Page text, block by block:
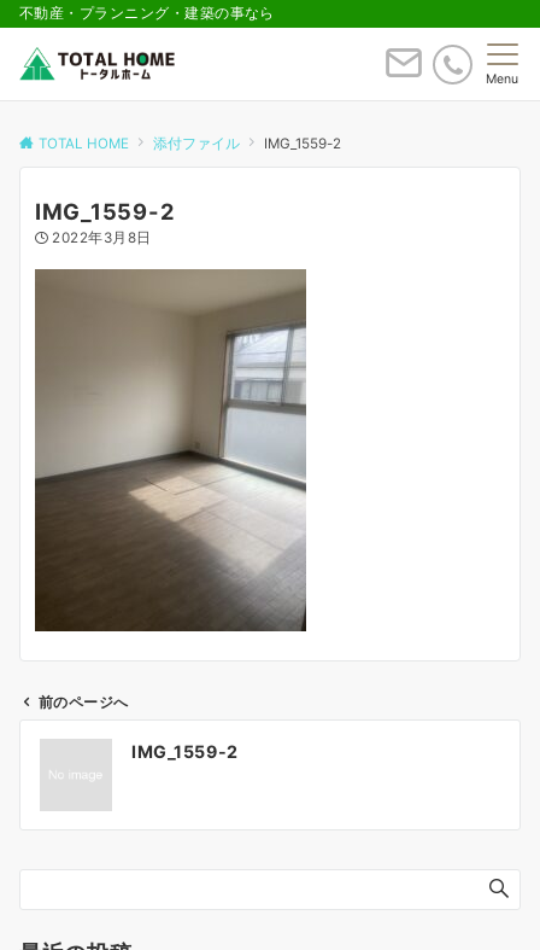
不動産・プランニング・建築の事なら
Menu
TOTAL HOME 添付ファイル IMG_1559-2
IMG_1559-2
2022年3月8日
シ
ョ
前のページへ
IMG_1559-2